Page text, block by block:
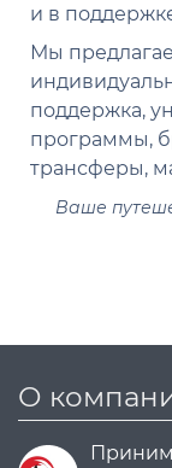
и в
Мы
поддержка,
программы,
трансферы,
Ваше
О